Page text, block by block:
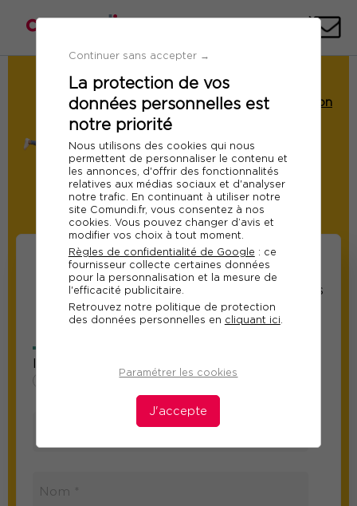
Continuer sans accepter →
La protection de vos
données personnelles est
notre priorité
Nous utilisons des cookies qui nous
permettent de personnaliser le contenu et
les annonces, d'offrir des fonctionnalités
relatives aux médias sociaux et d'analyser
notre trafic. En continuant à utiliser notre
site Comundi.fr, vous consentez à nos
cookies. Vous pouvez changer d’avis et
modifier vos choix à tout moment.
Règles de confidentialité de Google : ce
fournisseur collecte certaines données
pour la personnalisation et la mesure de
l'efficacité publicitaire.
Retrouvez notre politique de protection
des données personnelles en cliquant ici.
Paramétrer les cookies
J'accepte
Demande de Devis
Formation : Marketing et communication
digitale à l'ère de l'IA
Ref 11106
Du 06 au 07 juillet 2026
A distance
Modifier
Informations sur les
participants
Informations relatives
au responsable suivi
de la formation
Information sur le participant